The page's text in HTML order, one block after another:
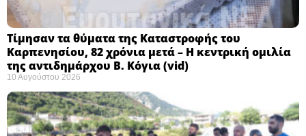
Τίμησαν τα θύματα της Καταστροφής του
Καρπενησίου, 82 χρόνια μετά – Η κεντρική ομιλία
της αντιδημάρχου Β. Κόγια (vid)
10 Αυγούστου 2026